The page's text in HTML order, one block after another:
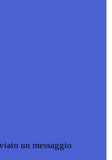
un messaggio